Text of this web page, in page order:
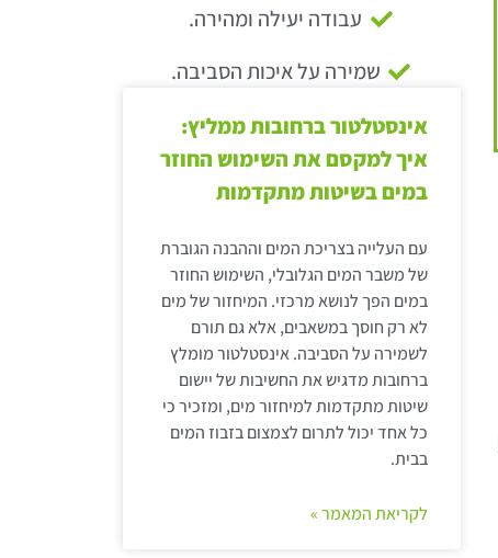
עבודה יעילה ומהירה.
שמירה על איכות הסביבה.
אינסטלטור ברחובות ממליץ:
איך למקסם את השימוש החוזר
במים בשיטות מתקדמות
עם העלייה בצריכת המים וההבנה הגוברת
של משבר המים הגלובלי, השימוש החוזר
במים הפך לנושא מרכזי. המיחזור של מים
לא רק חוסך במשאבים, אלא גם תורם
לשמירה על הסביבה. אינסטלטור מומלץ
ברחובות מדגיש את החשיבות של יישום
שיטות מתקדמות למיחזור מים, ומזכיר כי
כל אחד יכול לתרום לצמצום בזבוז המים
בבית.
לקריאת המאמר »